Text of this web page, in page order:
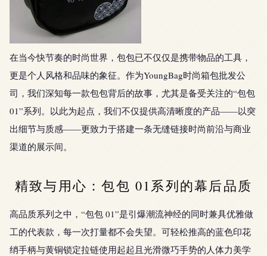
在当今快节奏的时尚世界，包包已不仅仅是携带物品的工具，
更是个人风格和品味的象征。作为YoungBag时尚箱包批发公
司，我们深知每一款包包背后的故事，尤其是备受关注的“包包
01”系列。以此为起点，我们不仅提供高清晰度的产品——以突
出细节与质感——更致力于搭建一条无缝链接时尚前沿与商业
渠道的展示间。
精致与用心：包包 01系列的幕后品质
高品质系列之中，“包包 01”是引爆潮流神经的同时兼具优雅做
工的代表款，每一次打量都不会失望。可轻松推高的蓝色印花
绡手柄与黄铜锁定拉链使用起起且光滑微巧手势的人体力美学